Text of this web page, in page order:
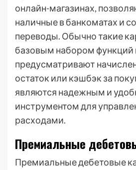
онлайн-магазинах,
наличные в банкоматах и
переводы. Обычно такие
базовым набором функций
предусматривают
остаток или кэшбэк за
являются надежным и
инструментом для
расходами.
Премиальные
Премиальные дебетовые